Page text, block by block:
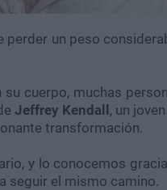
perder un peso
cuerpo, muchas
Jeffrey Kendall, un
transformación.
y lo conocemos
a seguir el mismo camino.